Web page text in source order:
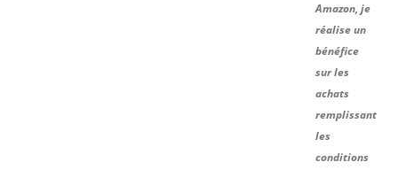
Amazon, je
réalise un
bénéfice
sur les
achats
remplissant
les
conditions